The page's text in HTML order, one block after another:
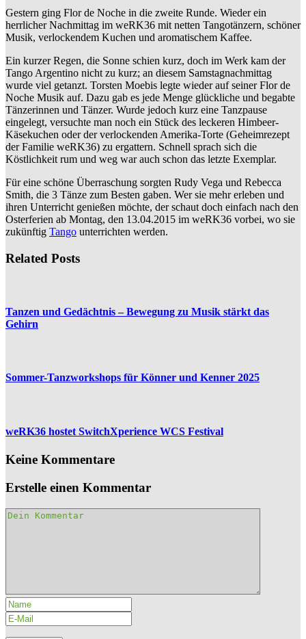
Gestern ging Flor de Noche in die zweite Runde. Wieder ein
herrlicher Nachmittag im weRK36 mit netten Tangotänzern, schöner
Musik, verlockendem Kuchen und aromatischem Kaffee.
Ein kurzer Regen, die Sonne schien kurz, doch im Werk kam der
Tango Argentino nicht zu kurz; an diesem Samstagnachmittag
wurde viel getanzt. Torsten Moebis legte wieder auf seiner Flor de
Noche Musik auf. Dazu gab es jede Menge glückliche und begabte
Tänzerinnen und Tänzer. Wurde jedoch kurz eine Tanzpause
eingelegt, versuchte man noch ein Stück des leckeren Himbeer-
Käsekuchen oder der verlockenden Amerika-Torte (Geheimrezept
der Familie weRK36) zu ergattern. Schnell sprach sich die
Köstlichkeit rum und weg war auch schon das letzte Exemplar.
Für eine schöne Überraschung sorgten Rudy Vega und Rebecca
Smith, die 3 Tänze zum Besten gaben. Wer sie mehr erleben und
ihren Unterricht genießen möchte, der schaut doch einfach nach den
Osterferien ab Montag, den 13.04.2015 im weRK36 vorbei, wo sie
zukünftig Tango unterrichten werden.
Related Posts
Tanzen und Gedächtnis – Bewegung zu Musik stärkt das
Gehirn
Sommer-Tanzworkshops für Könner und Kenner 2025
weRK36 hostet SwitchXperience WCS Festival
Keine Kommentare
Erstelle einen Kommentar